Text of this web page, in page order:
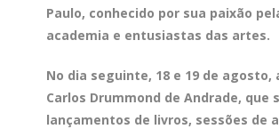
Paulo, conhecido por sua paixão
academia e entusiastas das artes.
No dia seguinte, 18 e 19 de
Carlos Drummond de Andrade,
lançamentos de livros, sessões